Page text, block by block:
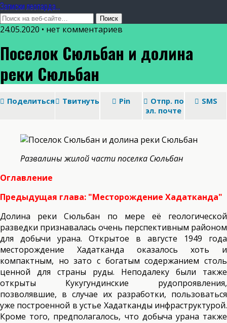
Записки леопарда...
24.05.2020 • нет комментариев
Поселок Сюльбан и долина
реки Сюльбан
Поделиться Твитнуть Pin
Отпр. по
эл. почте
SMS
Развалины жилой части поселка Сюльбан
Оглавление
Предыдущая глава: "Месторождение Хадатканда"
Долина реки Сюльбан по мере её геологической
разведки признавалась очень перспективным районом
для добычи урана. Открытое в августе 1949 года
месторождение Хадатканда оказалось хоть и
компактным, но зато с богатым содержанием столь
ценной для страны руды. Неподалеку были также
открыты Кукугундинские рудопроявления,
позволявшие, в случае их разработки, пользоваться
уже построенной в устье Хадатканды инфраструктурой.
Кроме того, предполагалось, что добыча урана также